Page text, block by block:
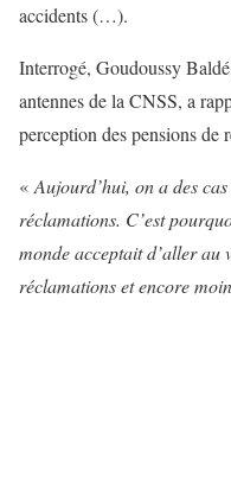
accidents (…).
Interrogé, Goudoussy
antennes de la CNSS, a
perception des pensions de
« Aujourd’hui, on a des
réclamations. C’est
monde acceptait d’aller
réclamations et encore